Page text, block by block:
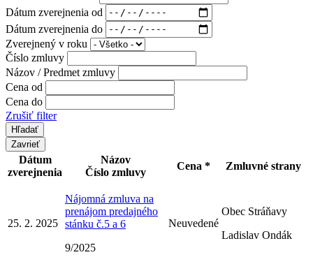
Dátum zverejnenia od
Dátum zverejnenia do
Zverejnený v roku
Číslo zmluvy
Názov / Predmet zmluvy
Cena od
Cena do
Zrušiť filter
Zavrieť
Dátum
zverejnenia
Názov
Číslo zmluvy
Cena * Zmluvné strany
25. 2. 2025
Nájomná zmluva na
prenájom predajného
stánku č.5 a 6
9/2025
Neuvedené
Obec Stráňavy
Ladislav Ondák